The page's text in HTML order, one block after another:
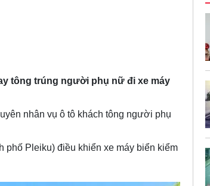
tông trúng người phụ nữ đi xe máy
nhân vụ ô tô khách tông người phụ
phố Pleiku) điều khiển xe máy biển kiểm